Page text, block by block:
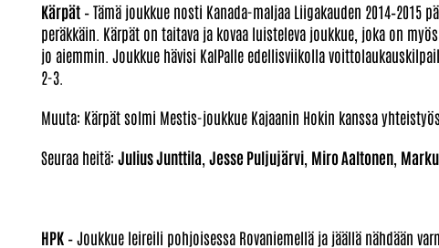
Kärpät – Tämä joukkue nosti Kanada-maljaa Liigakauden
peräkkäin. Kärpät on taitava ja kovaa luisteleva joukkue, joka on
jo aiemmin. Joukkue hävisi KalPalle edellisviikolla
2-3.
Muuta: Kärpät solmi Mestis-joukkue Kajaanin Hokin kanssa
Seuraa heitä: Julius Junttila Jesse Puljujärvi Miro Aaltonen
HPK – Joukkue leireili pohjoisessa Rovaniemellä ja jäällä nähdään